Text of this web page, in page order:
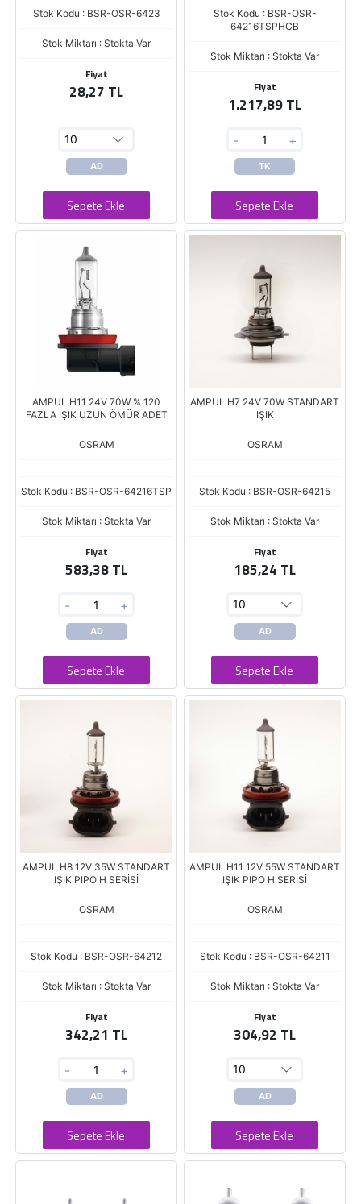
Stok Kodu : BSR-OSR-6423
Stok Miktarı : Stokta Var
Fiyat
28,27 TL
AD
Sepete Ekle
Stok Kodu : BSR-OSR-
64216TSPHCB
Stok Miktarı : Stokta Var
Fiyat
1.217,89 TL
- +
TK
Sepete Ekle
AMPUL H11 24V 70W % 120
FAZLA IŞIK UZUN ÖMÜR ADET
OSRAM
Stok Kodu : BSR-OSR-64216TSP
Stok Miktarı : Stokta Var
Fiyat
583,38 TL
- +
AD
Sepete Ekle
AMPUL H7 24V 70W STANDART
IŞIK
OSRAM
Stok Kodu : BSR-OSR-64215
Stok Miktarı : Stokta Var
Fiyat
185,24 TL
AD
Sepete Ekle
AMPUL H8 12V 35W STANDART
IŞIK PIPO H SERİSİ
OSRAM
Stok Kodu : BSR-OSR-64212
Stok Miktarı : Stokta Var
Fiyat
342,21 TL
- +
AD
Sepete Ekle
AMPUL H11 12V 55W STANDART
IŞIK PIPO H SERİSİ
OSRAM
Stok Kodu : BSR-OSR-64211
Stok Miktarı : Stokta Var
Fiyat
304,92 TL
AD
Sepete Ekle